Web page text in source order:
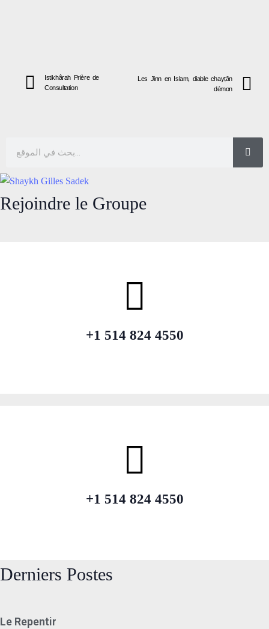
Istikhârah Prière de
Consultation
Les Jinn en Islam, diable chayṭān
démon
Rejoindre le Groupe
+1 514 824 4550
+1 514 824 4550
Derniers Postes
Le Repentir